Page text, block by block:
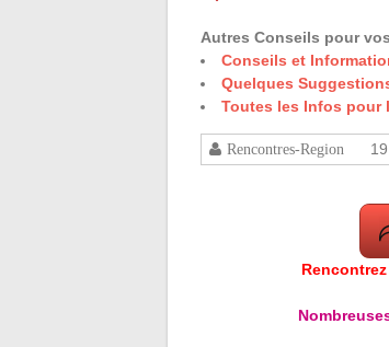
Autres Conseils pour
Conseils et
Quelques
Toutes les Infos pour
Rencontres-Region